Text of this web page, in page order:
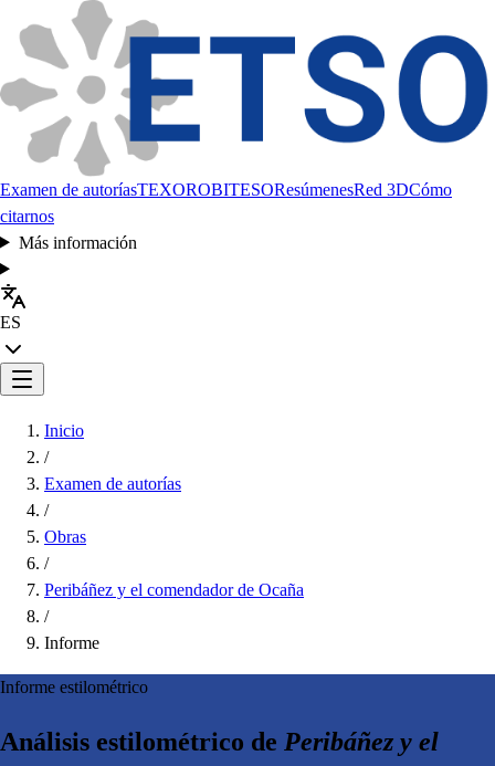
Examen de autoríasTEXOROBITESOResúmenesRed 3DCómo
citarnos
Más información
ES
Inicio
/
Examen de autorías
/
Obras
/
Peribáñez y el comendador de Ocaña
/
Informe
Informe estilométrico
Análisis estilométrico de Peribáñez y el